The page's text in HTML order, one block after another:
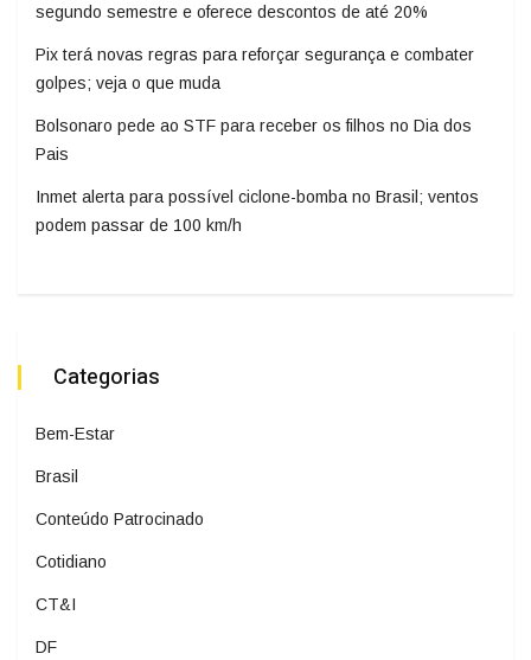
segundo semestre e oferece descontos de até 20%
Pix terá novas regras para reforçar segurança e combater
golpes; veja o que muda
Bolsonaro pede ao STF para receber os filhos no Dia dos
Pais
Inmet alerta para possível ciclone-bomba no Brasil; ventos
podem passar de 100 km/h
Categorias
Bem-Estar
Brasil
Conteúdo Patrocinado
Cotidiano
CT&I
DF